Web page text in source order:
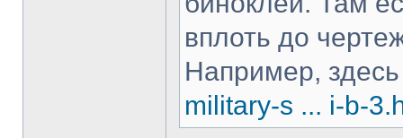
вплоть до
Например,
military-s ... i-b-